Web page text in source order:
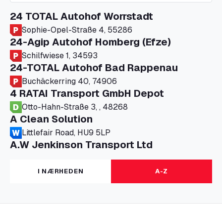
24 TOTAL Autohof Worrstadt
Sophie-Opel-Straße 4, 55286
24-Agip Autohof Homberg (Efze)
Schilfwiese 1, 34593
24-TOTAL Autohof Bad Rappenau
Buchäckerring 40, 74906
4 RATAI Transport GmbH Depot
Otto-Hahn-Straße 3, , 48268
A Clean Solution
Littlefair Road, HU9 5LP
A.W Jenkinson Transport Ltd
Progress House, ME11 5GA
A+G Nettetal - Depot Parking
Am Panneschopp 7, 41334
I NÆRHEDEN A-Z